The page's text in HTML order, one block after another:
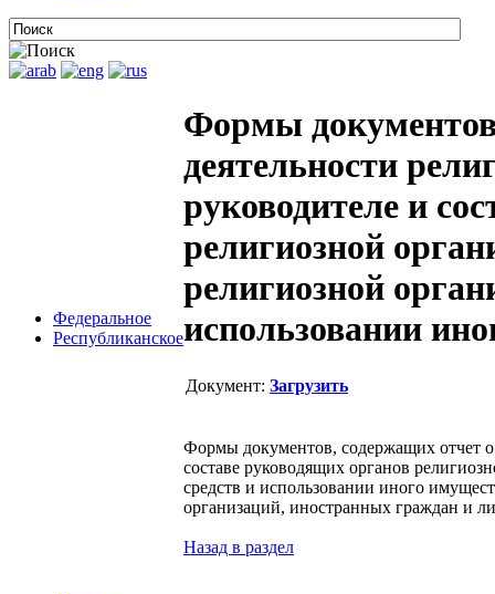
Федеральное
Республиканское
Формы
деятельности
руководителе и
религиозной
религиозной
использовании
Документ: Загрузить
Формы документов, содержащих отчет о
составе руководящих органов
средств и использовании иного
организаций, иностранных граждан и
Назад в раздел